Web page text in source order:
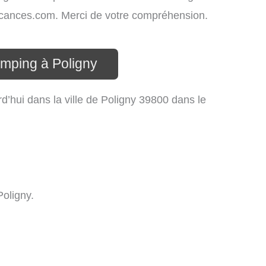
Merci de votre compréhension.
à Poligny
dans la ville de Poligny 39800 dans le